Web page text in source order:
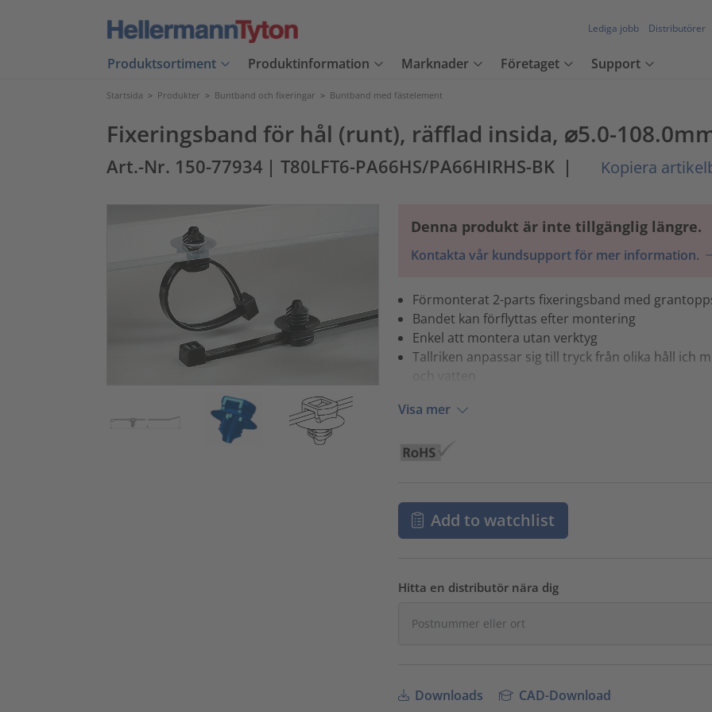
Lediga jobb Distributörer
Produktsortiment Produktinformation Marknader Företaget Support
Startsida > Produkter > Buntband och fixeringar > Buntband med fästelement
Fixeringsband för hål (runt), räfflad insida, ⌀5.0-
Art.-Nr. 150-77934 | T80LFT6-PA66HS/PA66HIRHS-BK | Kopiera
Denna produkt är inte tillgänglig längre.
Kontakta vår kundsupport för mer information.
Förmonterat 2-parts fixeringsband med
Bandet kan förflyttas efter montering
Enkel att montera utan verktyg
Tallriken anpassar sig till tryck från olika håll ich
Visa mer
Add to watchlist
Hitta en distributör nära dig
Downloads CAD-Download